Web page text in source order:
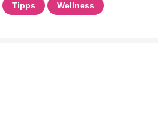
Tipps Wellness